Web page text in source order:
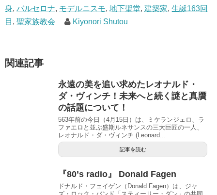
身, バルセロナ, モデルニスモ, 地下聖堂, 建築家, 生誕163回
目 , 聖家族教会 Kiyonori Shutou
関連記事
永遠の美を追い求めたレオナルド・
ダ・ヴィンチ！未来へと続く謎と真贋
の話題について！
563年前の今日（4月15日）は、ミケランジェロ、ラ
ファエロと並ぶ盛期ルネサンスの三大巨匠の一人、
レオナルド・ダ・ヴィンチ (Leonard...
記事を読む
『80’s radio』 Donald Fagen
ドナルド・フェイゲン（Donald Fagen）は、ジャ